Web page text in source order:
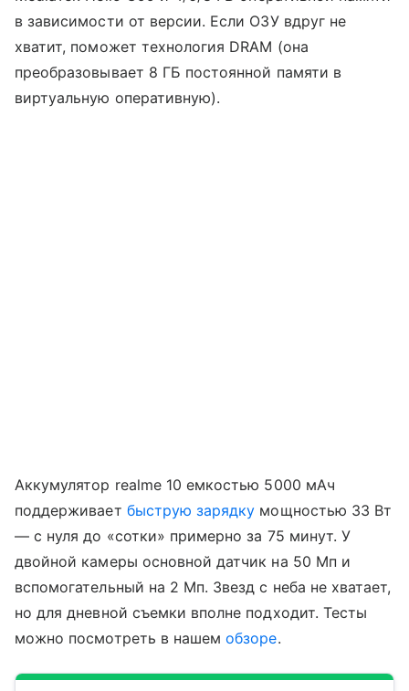
в зависимости от версии. Если ОЗУ вдруг не
хватит, поможет технология DRAM (она
преобразовывает 8 ГБ постоянной памяти в
виртуальную оперативную).
Аккумулятор realme 10 емкостью 5000 мАч
поддерживает быструю зарядку мощностью 33 Вт
— с нуля до «сотки» примерно за 75 минут. У
двойной камеры основной датчик на 50 Мп и
вспомогательный на 2 Мп. Звезд с неба не хватает,
но для дневной съемки вполне подходит. Тесты
можно посмотреть в нашем обзоре.